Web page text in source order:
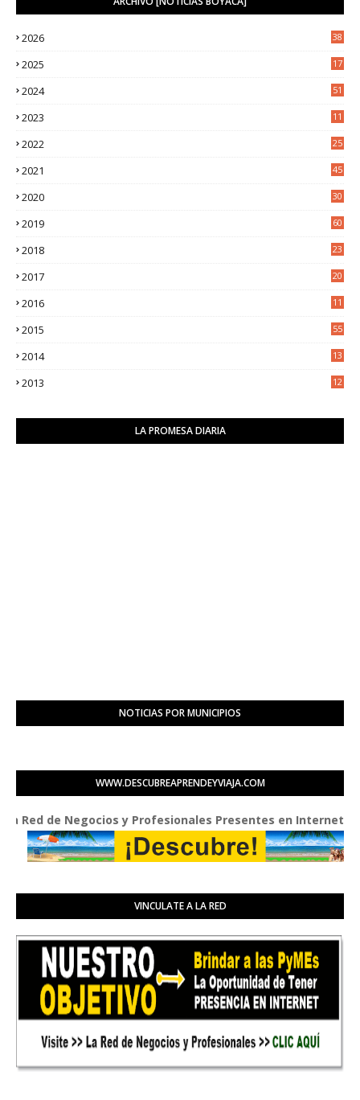
2026 38
2025
17
2024 51
2023
11
2022
25
2021
45
2020
30
2019 60
2018
23
2017
20
2016
11
2015 55
2014
13
2013
12
LA PROMESA DIARIA
NOTICIAS POR MUNICIPIOS
WWW.DESCUBREAPRENDEYVIAJA.COM
Negocios y Profesionales Presentes en Internet
VINCULATE A LA RED